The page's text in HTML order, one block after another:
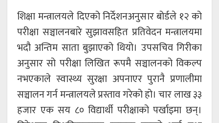
शिक्षा मन्त्रालयले दिएको निर्देशनअनुसार बोर्डले १२ को
परीक्षा सञ्चालनबारे सुझावसहित प्रतिवेदन मन्त्रालयमा
भदौ अन्तिम साता बुझाएको थियो। उपसचिव गिरीका
अनुसार सो परीक्षा लिखित रूपमै सञ्चालनको विकल्प
नभएकाले स्वास्थ्य सुरक्षा अपनाएर पुरानै प्रणालीमा
सञ्चालन गर्न मन्त्रालयले प्रस्ताव गरेको हो। चार लाख ३३
हजार एक सय ८० विद्यार्थी परीक्षाको पर्खाइमा छन्।